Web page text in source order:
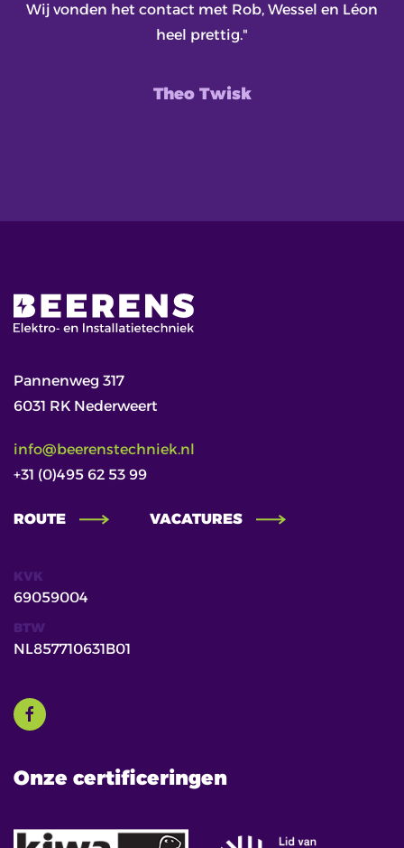
Wij vonden het contact met Rob, Wessel en Léon
heel prettig."
Theo Twisk
Pannenweg 317
6031 RK Nederweert
info@beerenstechniek.nl
+31 (0)495 62 53 99
ROUTE VACATURES
KVK
69059004
BTW
NL857710631B01
Onze certificeringen